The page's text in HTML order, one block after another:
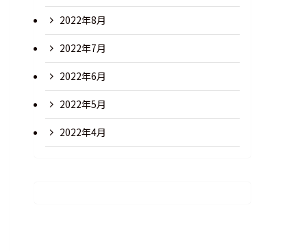
2022年8月
2022年7月
2022年6月
2022年5月
2022年4月